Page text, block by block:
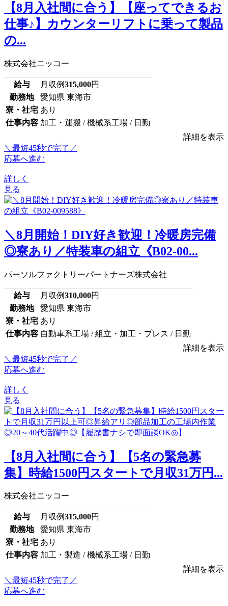
【8月入社間に合う】【座ってできるお
仕事♪】カウンターリフトに乗って製品
の...
株式会社ニッコー
給与 月収例315,000円
勤務地
愛知県 東海市
寮・社宅 あり
仕事内容 加工・運搬 / 機械系工場 / 日勤
詳細を表示
＼最短45秒で完了／
応募へ進む
詳しく
見る
＼8月開始！DIY好き歓迎！冷暖房完備
◎寮あり／特装車の組立《B02-00...
パーソルファクトリーパートナーズ株式会社
給与 月収例310,000円
勤務地
愛知県 東海市
寮・社宅 あり
仕事内容 自動車系工場 / 組立・加工・プレス / 日勤
詳細を表示
＼最短45秒で完了／
応募へ進む
詳しく
見る
【8月入社間に合う】【5名の緊急募
集】時給1500円スタートで月収31万円...
株式会社ニッコー
給与 月収例315,000円
勤務地
愛知県 東海市
寮・社宅 あり
仕事内容 加工・製造 / 機械系工場 / 日勤
詳細を表示
＼最短45秒で完了／
応募へ進む